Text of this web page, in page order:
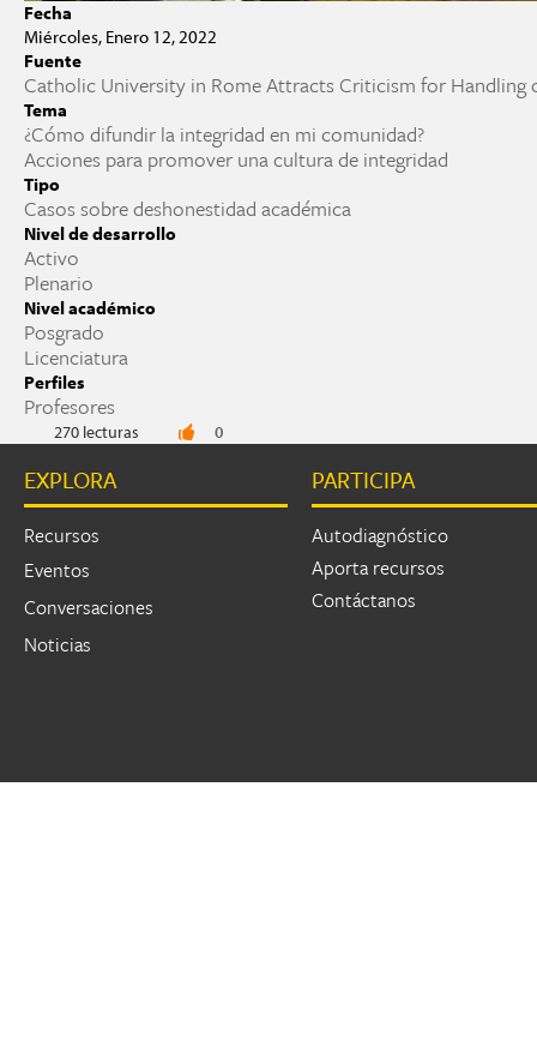
Fecha
Miércoles, Enero 12, 2022
Fuente
Catholic University in Rome Attracts Criticism for Handling
Tema
¿Cómo difundir la integridad en mi comunidad?
Acciones para promover una cultura de integridad
Tipo
Casos sobre deshonestidad académica
Nivel de desarrollo
Activo
Plenario
Nivel académico
Posgrado
Licenciatura
Perfiles
Profesores
270 lecturas 0
EXPLORA
Recursos
Eventos
Conversaciones
Noticias
PARTICIPA
Autodiagnóstico
Aporta recursos
Contáctanos